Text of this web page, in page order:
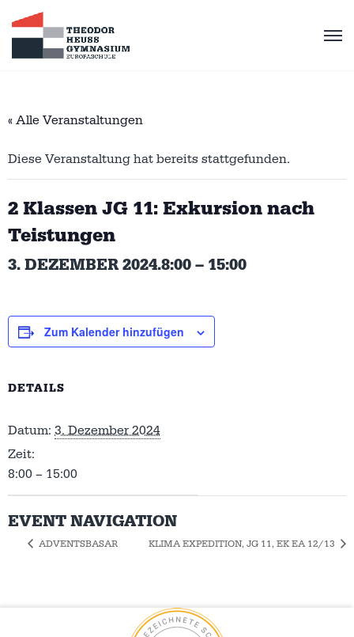
« Alle Veranstaltungen
Diese Veranstaltung hat bereits stattgefunden.
2 Klassen JG 11: Exkursion nach
Teistungen
3. DEZEMBER 2024.8:00– 15:00
Zum Kalender hinzufügen
DETAILS
Datum: 3. Dezember 2024
Zeit:
8:00 – 15:00
EVENT NAVIGATION
ADVENTSBASAR KLIMA EXPEDITION, JG 11, EK EA 12/13